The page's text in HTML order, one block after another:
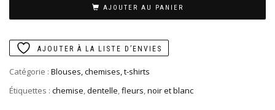
AJOUTER AU PANIER
AJOUTER À LA LISTE D’ENVIES
Catégorie : Blouses, chemises, t-shirts
Étiquettes : chemise,dentelle,fleurs,noir et blanc